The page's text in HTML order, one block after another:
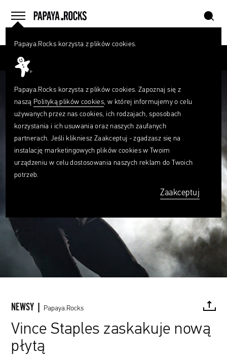
menu
home szukaj
NEWSY | Papaya.Rocks
Vince Staples zaskakuje nową
płytą
Papaya.Rocks korzysta z plików cookies.
Papaya.Rocks korzysta z plików cookies. Zapoznaj się z
naszą Polityką plików cookies, w której informujemy o celu
używanych przez nas cookies, ich rodzajach, sposobach
korzystania i ich usuwania oraz naszych zaufanych
partnerach. Jeśli klikniesz Zaakceptuj - zgadzasz się na
instalację marketingowych plików cookies w Twoim
urządzeniu w celu dostosowania naszych reklam do Twoich
potrzeb.
Zaakceptuj
Czego
szukasz?